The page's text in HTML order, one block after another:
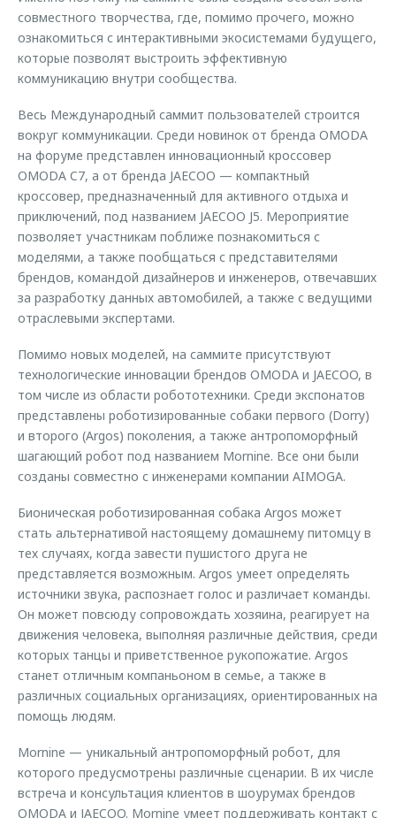
совместного творчества, где, помимо прочего, можно
ознакомиться с интерактивными экосистемами будущего,
которые позволят выстроить эффективную
коммуникацию внутри сообщества.
Весь Международный саммит пользователей строится
вокруг коммуникации. Среди новинок от бренда OMODA
на форуме представлен инновационный кроссовер
OMODA C7, а от бренда JAECOO — компактный
кроссовер, предназначенный для активного отдыха и
приключений, под названием JAECOO J5. Мероприятие
позволяет участникам поближе познакомиться с
моделями, а также пообщаться с представителями
брендов, командой дизайнеров и инженеров, отвечавших
за разработку данных автомобилей, а также с ведущими
отраслевыми экспертами.
Помимо новых моделей, на саммите присутствуют
технологические инновации брендов OMODA и JAECOO, в
том числе из области робототехники. Среди экспонатов
представлены роботизированные собаки первого (Dorry)
и второго (Argos) поколения, а также антропоморфный
шагающий робот под названием Mornine. Все они были
созданы совместно с инженерами компании AIMOGA.
Бионическая роботизированная собака Argos может
стать альтернативой настоящему домашнему питомцу в
тех случаях, когда завести пушистого друга не
представляется возможным. Argos умеет определять
источники звука, распознает голос и различает команды.
Он может повсюду сопровождать хозяина, реагирует на
движения человека, выполняя различные действия, среди
которых танцы и приветственное рукопожатие. Argos
станет отличным компаньоном в семье, а также в
различных социальных организациях, ориентированных на
помощь людям.
Mornine — уникальный антропоморфный робот, для
которого предусмотрены различные сценарии. В их числе
встреча и консультация клиентов в шоурумах брендов
OMODA и JAECOO. Mornine умеет поддерживать контакт с